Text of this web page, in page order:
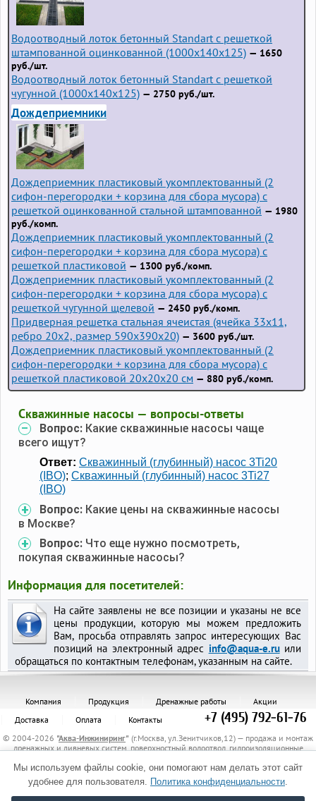
Водоотводный лоток бетонный Standart с решеткой
штампованной оцинкованной (1000x140x125) — 1650
руб./шт.
Водоотводный лоток бетонный Standart с решеткой
чугунной (1000x140x125) — 2750 руб./шт.
Дождеприемники
Дождеприемник пластиковый укомплектованный (2
сифон-перегородки + корзина для сбора мусора) с
решеткой оцинкованной стальной штампованной — 1980
руб./комп.
Дождеприемник пластиковый укомплектованный (2
сифон-перегородки + корзина для сбора мусора) с
решеткой пластиковой — 1300 руб./комп.
Дождеприемник пластиковый укомплектованный (2
сифон-перегородки + корзина для сбора мусора) с
решеткой чугунной щелевой — 2450 руб./комп.
Придверная решетка стальная ячеистая (ячейка 33x11,
ребро 20x2, размер 590x390x20) — 3600 руб./шт.
Дождеприемник пластиковый укомплектованный (2
сифон-перегородки + корзина для сбора мусора) с
решеткой пластиковой 20х20х20 см — 880 руб./комп.
Скважинные насосы — вопросы-ответы
Вопрос: Какие скважинные насосы чаще
всего ищут?
Ответ: Скважинный (глубинный) насос 3Ti20
(IBO); Скважинный (глубинный) насос 3Ti27
(IBO)
Вопрос: Какие цены на скважинные насосы
в Москве?
Вопрос: Что еще нужно посмотреть,
покупая скважинные насосы?
Информация для посетителей:
На сайте заявлены не все позиции и указаны не все
цены продукции, которую мы можем предложить
Вам, просьба отправлять запрос интересующих Вас
позиций на электронный адрес info@aqua-e.ruили
обращаться по контактным телефонам, указанным на сайте.
Компания Продукция Дренажные работы
Акции
Доставка
Оплата Контакты +7 (495) 792-61-76
© 2004-2026 "Аква-Инжиниринг" (г.Москва, ул.Зенитчиков,12) — продажа и монтаж
дренажных и ливневых систем, поверхностный водоотвод, гидроизоляционные
для укрепления грунта, электрообогрев трубопроводов.
Политика обработки персональных данных
Мы используем файлы cookie, они помогают нам делать этот сайт
удобнее для пользователя. Политика конфиденциальности.